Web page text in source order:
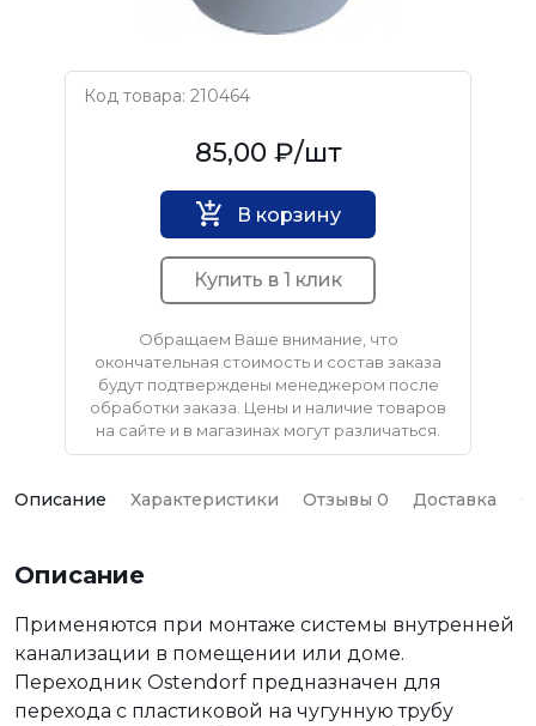
Код товара: 210464
85,00 ₽/шт
В корзину
Купить в 1 клик
Обращаем Ваше внимание, что
окончательная стоимость и состав заказа
будут подтверждены менеджером после
обработки заказа. Цены и наличие товаров
на сайте и в магазинах могут различаться.
Описание Характеристики Отзывы 0 Доставка
Описание
Применяются при монтаже системы внутренней
канализации в помещении или доме.
Переходник Ostendorf предназначен для
перехода с пластиковой на чугунную трубу